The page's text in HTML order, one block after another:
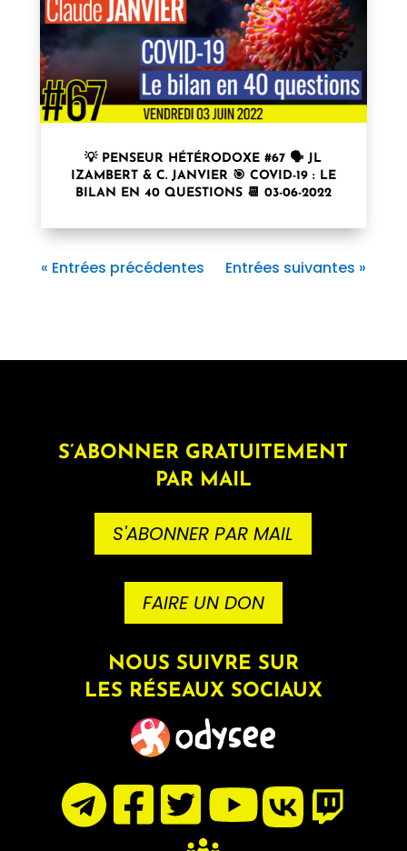
💡 PENSEUR HÉTÉRODOXE #67 🗣 JL
IZAMBERT & C. JANVIER 🎯 COVID-19 : LE
BILAN EN 40 QUESTIONS 📆 03-06-2022
« Entrées précédentes Entrées suivantes »
S’ABONNER GRATUITEMENT
PAR MAIL
S'ABONNER PAR MAIL
FAIRE UN DON
NOUS SUIVRE SUR
LES RÉSEAUX SOCIAUX